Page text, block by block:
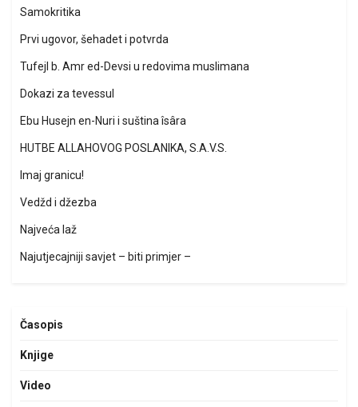
Samokritika
Prvi ugovor, šehadet i potvrda
Tufejl b. Amr ed-Devsi u redovima muslimana
Dokazi za tevessul
Ebu Husejn en-Nuri i suština îsâra
HUTBE ALLAHOVOG POSLANIKA, S.A.V.S.
Imaj granicu!
Vedžd i džezba
Najveća laž
Najutjecajniji savjet – biti primjer –
Časopis
Knjige
Video